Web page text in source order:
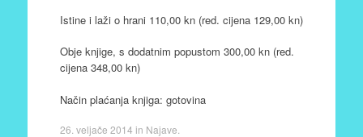
Istine i laži o hrani 110,00 kn (red. cijena 129,00 kn)
Obje knjige, s dodatnim popustom 300,00 kn (red.
cijena 348,00 kn)
Način plaćanja knjiga: gotovina
26. veljače 2014 in Najave